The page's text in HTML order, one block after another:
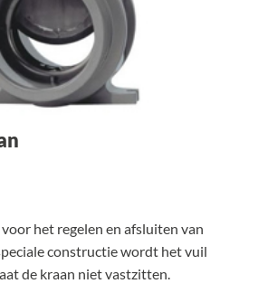
het regelen en afsluiten van
constructie wordt het vuil
de kraan niet vastzitten.